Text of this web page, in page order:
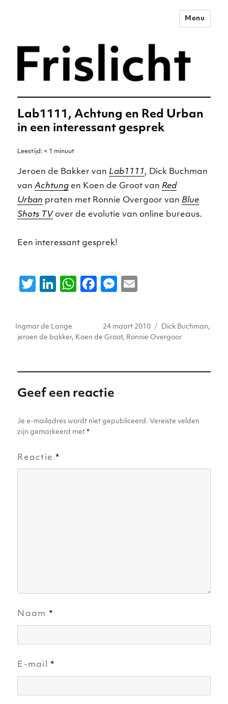
Merkstrategie voor het
digitale tijdperk –
Frislicht
Menu
Lab1111, Achtung en Red Urban
in een interessant gesprek
Leestijd: < 1 minuut
Jeroen de Bakker van Lab1111, Dick Buchman
vanAchtung en Koen de Groot van Red
Urban praten met Ronnie Overgoor van Blue
Shots TV over de evolutie van online bureaus.
Een interessant gesprek!
T
te
Li
e
W
ts
F
e
k
M
e
l
Auteur
Ingmar de Lange
Geplaatst
op
24 maart 2010 Tags
Dick Buchman,
jeroen de bakker, Koen de Groot, Ronnie Overgoor
Geef een reactie
Je e-mailadres wordt niet gepubliceerd. Vereiste velden
zijn gemarkeerd met*
Reactie*
Naam *
E-mail*